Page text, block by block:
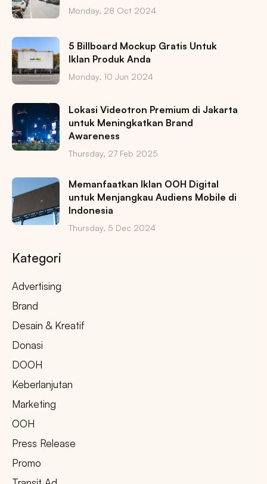
Monday, 28 Oct 2024
5 Billboard Mockup Gratis Untuk
Iklan Produk Anda
Monday, 10 Jun 2024
Lokasi Videotron Premium di Jakarta
untuk Meningkatkan Brand
Awareness
Thursday, 27 Feb 2025
Memanfaatkan Iklan OOH Digital
untuk Menjangkau Audiens Mobile di
Indonesia
Thursday, 5 Dec 2024
Kategori
Advertising
Brand
Desain & Kreatif
Donasi
DOOH
Keberlanjutan
Marketing
OOH
Press Release
Promo